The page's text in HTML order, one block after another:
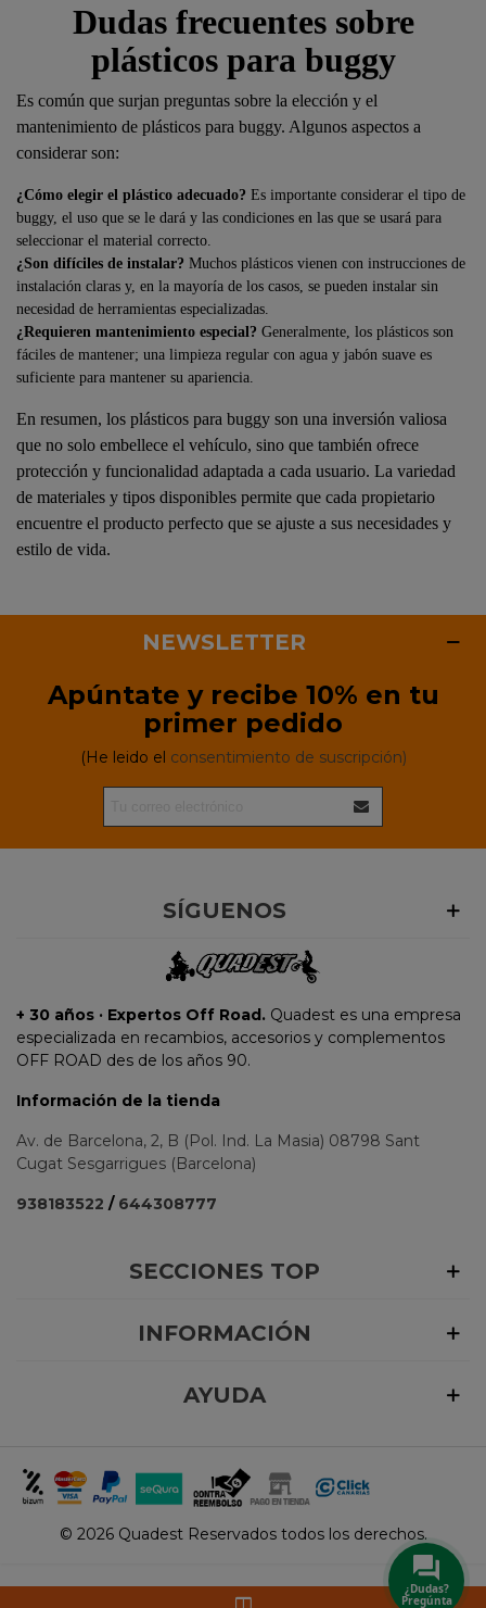
Dudas frecuentes sobre
plásticos para buggy
Es común que surjan preguntas sobre la elección y el
mantenimiento de plásticos para buggy. Algunos aspectos a
considerar son:
¿Cómo elegir el plástico adecuado? Es importante considerar el tipo de
buggy, el uso que se le dará y las condiciones en las que se usará para
seleccionar el material correcto.
¿Son difíciles de instalar? Muchos plásticos vienen con instrucciones de
instalación claras y, en la mayoría de los casos, se pueden instalar sin
necesidad de herramientas especializadas.
¿Requieren mantenimiento especial? Generalmente, los plásticos son
fáciles de mantener; una limpieza regular con agua y jabón suave es
suficiente para mantener su apariencia.
En resumen, los plásticos para buggy son una inversión valiosa
que no solo embellece el vehículo, sino que también ofrece
protección y funcionalidad adaptada a cada usuario. La variedad
de materiales y tipos disponibles permite que cada propietario
encuentre el producto perfecto que se ajuste a sus necesidades y
estilo de vida.
NEWSLETTER
Apúntate y recibe 10% en tu
primer pedido
(He leido el consentimiento de suscripción)
SÍGUENOS
+ 30 años · Expertos Off Road. Quadest es una empresa
especializada en recambios, accesorios y complementos
OFF ROAD des de los años 90.
Información de la tienda
Av. de Barcelona, 2, B (Pol. Ind. La Masia) 08798 Sant
Cugat Sesgarrigues (Barcelona)
938183522 / 644308777
SECCIONES TOP
INFORMACIÓN
AYUDA
© 2026 Quadest Reservados todos los derechos.
¿Dudas?
Pregúnta